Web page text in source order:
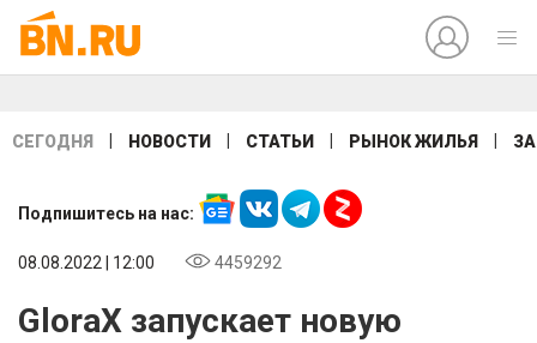
СЕГОДНЯ НОВОСТИ СТАТЬИ РЫНОК ЖИЛЬЯ
Подпишитесь на нас:
08.08.2022 | 12:00 4459292
GloraX запускает новую